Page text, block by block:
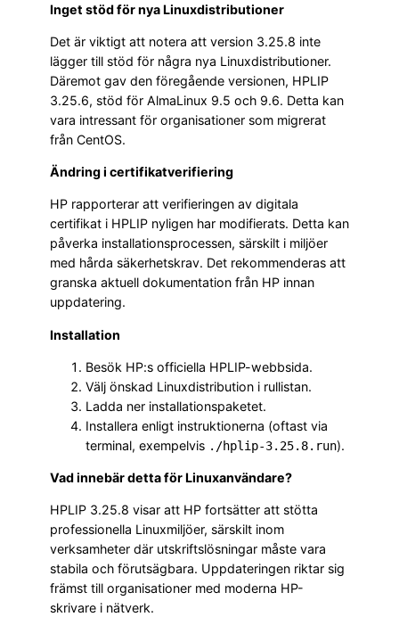
Inget stöd för nya Linuxdistributioner
Det är viktigt att notera att version 3.25.8 inte
lägger till stöd för några nya Linuxdistributioner.
Däremot gav den föregående versionen, HPLIP
3.25.6, stöd för AlmaLinux 9.5 och 9.6. Detta kan
vara intressant för organisationer som migrerat
från CentOS.
Ändring i certifikatverifiering
HP rapporterar att verifieringen av digitala
certifikat i HPLIP nyligen har modifierats. Detta kan
påverka installationsprocessen, särskilt i miljöer
med hårda säkerhetskrav. Det rekommenderas att
granska aktuell dokumentation från HP innan
uppdatering.
Installation
Besök HP:s officiella HPLIP-webbsida.
Välj önskad Linuxdistribution i rullistan.
Ladda ner installationspaketet.
Installera enligt instruktionerna (oftast via
terminal, exempelvis ./hplip-3.25.8.run).
Vad innebär detta för Linuxanvändare?
HPLIP 3.25.8 visar att HP fortsätter att stötta
professionella Linuxmiljöer, särskilt inom
verksamheter där utskriftslösningar måste vara
stabila och förutsägbara. Uppdateringen riktar sig
främst till organisationer med moderna HP-
skrivare i nätverk.